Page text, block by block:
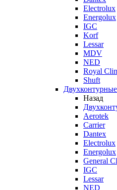
Electrolux
Energolux
IGC
Korf
Lessar
MDV
NED
Royal
Shuft
Назад
Aerotek
Carrier
Dantex
Electrolux
Energolux
General
IGC
Lessar
NED